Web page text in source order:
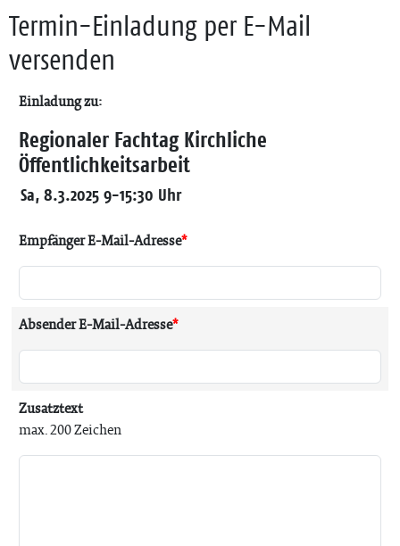
Termin-Einladung per E-Mail
versenden
Einladung zu:
Regionaler Fachtag Kirchliche
Öffentlichkeitsarbeit
Sa, 8.3.2025 9-15:30 Uhr
Empfänger E-Mail-Adresse*
Absender E-Mail-Adresse*
Zusatztext
max. 200 Zeichen